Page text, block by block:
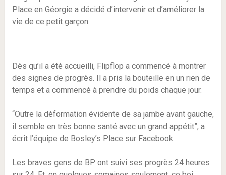
Place en Géorgie a décidé d’intervenir et d’améliorer la
vie de ce petit garçon.
Dès qu’il a été accueilli, Flipflop a commencé à montrer
des signes de progrès. Il a pris la bouteille en un rien de
temps et a commencé à prendre du poids chaque jour.
“Outre la déformation évidente de sa jambe avant gauche,
il semble en très bonne santé avec un grand appétit”, a
écrit l’équipe de Bosley’s Place sur Facebook.
Les braves gens de BP ont suivi ses progrès 24 heures